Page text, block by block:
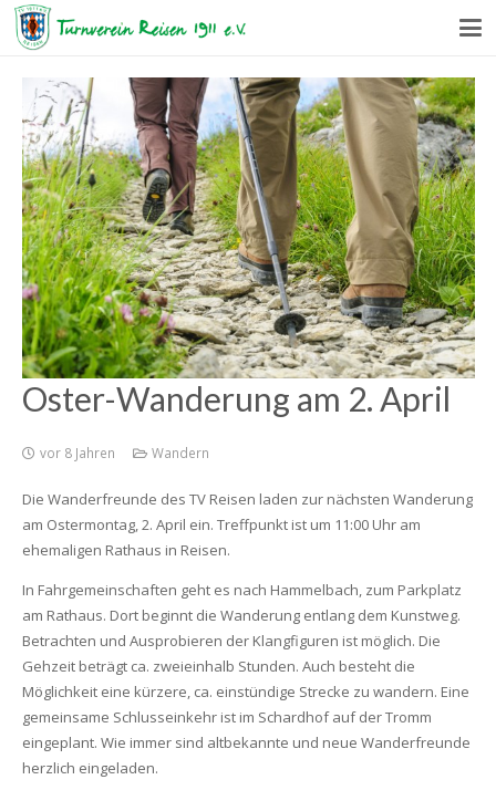
Oster-Wanderung am 2. April
vor 8 Jahren Wandern
Die Wanderfreunde des TV Reisen laden zur nächsten Wanderung
am Ostermontag, 2. April ein. Treffpunkt ist um 11:00 Uhr am
ehemaligen Rathaus in Reisen.
In Fahrgemeinschaften geht es nach Hammelbach, zum Parkplatz
am Rathaus. Dort beginnt die Wanderung entlang dem Kunstweg.
Betrachten und Ausprobieren der Klangfiguren ist möglich. Die
Gehzeit beträgt ca. zweieinhalb Stunden. Auch besteht die
Möglichkeit eine kürzere, ca. einstündige Strecke zu wandern. Eine
gemeinsame Schlusseinkehr ist im Schardhof auf der Tromm
eingeplant. Wie immer sind altbekannte und neue Wanderfreunde
herzlich eingeladen.